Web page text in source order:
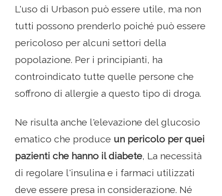
L'uso di Urbason può essere utile, ma non
tutti possono prenderlo poiché può essere
pericoloso per alcuni settori della
popolazione. Per i principianti, ha
controindicato tutte quelle persone che
soffrono di allergie a questo tipo di droga.
Ne risulta anche l'elevazione del glucosio
ematico che produce un pericolo per quei
pazienti che hanno il diabete, La necessità
di regolare l'insulina e i farmaci utilizzati
deve essere presa in considerazione. Né